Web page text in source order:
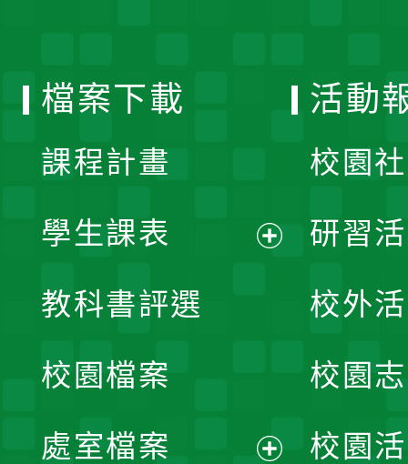
檔案下載
課程計畫
學生課表
單
教科書評選
校園檔案
處室檔案
活動
校園
研習
校外
校園
校園